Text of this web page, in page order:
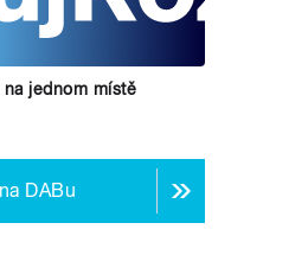
jednom místě
DABu